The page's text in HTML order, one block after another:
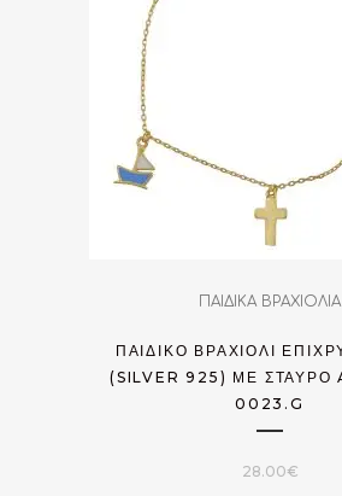
ΠΑΙΔΙΚΑ ΒΡΑΧΙΟΛΙΑ
ΠΑΙΔΙΚΌ ΒΡΑΧΙΌΛΙ
(SILVER 925) ΜΕ ΣΤΑΥΡΌ
0023.G
28.00€